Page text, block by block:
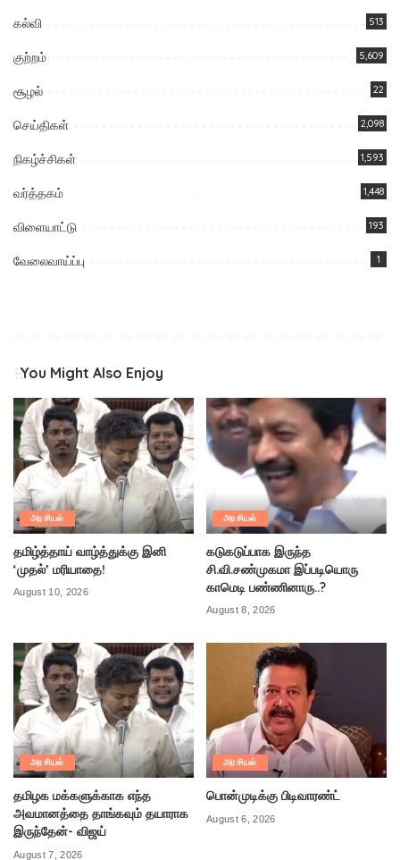
கல்வி 513
குற்றம் 5,609
சூழல் 22
செய்திகள் 2,098
நிகழ்ச்சிகள் 1,593
வர்த்தகம் 1,448
விளையாட்டு 193
வேலைவாய்ப்பு 1
You Might Also Enjoy
அரசியல்
தமிழ்த்தாய் வாழ்த்துக்கு இனி
‘முதல்’ மரியாதை!
August 10, 2026
அரசியல்
கடுகடுப்பாக இருந்த
சி.வி.சண்முகமா இப்படியொரு
காமெடி பண்ணினாரு..?
August 8, 2026
அரசியல்
தமிழக மக்களுக்காக எந்த
அவமானத்தை தாங்கவும் தயாராக
இருந்தேன்- விஜய்
August 7, 2026
அரசியல்
பொன்முடிக்கு பிடிவாரண்ட்
August 6, 2026